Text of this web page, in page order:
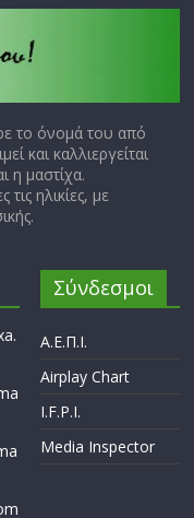
το όνομά του από
και καλλιεργείται
η μαστίχα.
ηλικίες, με
Σύνδεσμοι
Α.Ε.Π.Ι.
Airplay Chart
I.F.P.I.
Media Inspector